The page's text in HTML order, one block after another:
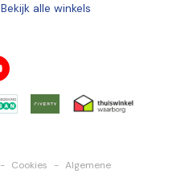
Bekijk alle winkels
Cookies
Algemene